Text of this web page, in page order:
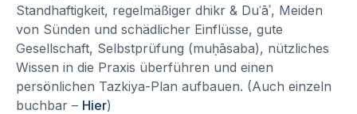
Standhaftigkeit, regelmäßiger dhikr & Duʿāʾ, Meiden
von Sünden und schädlicher Einflüsse, gute
Gesellschaft, Selbstprüfung (muḥāsaba), nützliches
Wissen in die Praxis überführen und einen
persönlichen Tazkiya-Plan aufbauen. (Auch einzeln
buchbar – Hier)